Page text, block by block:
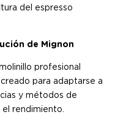
del espresso
de Mignon
profesional
para adaptarse a
y métodos de
rendimiento.